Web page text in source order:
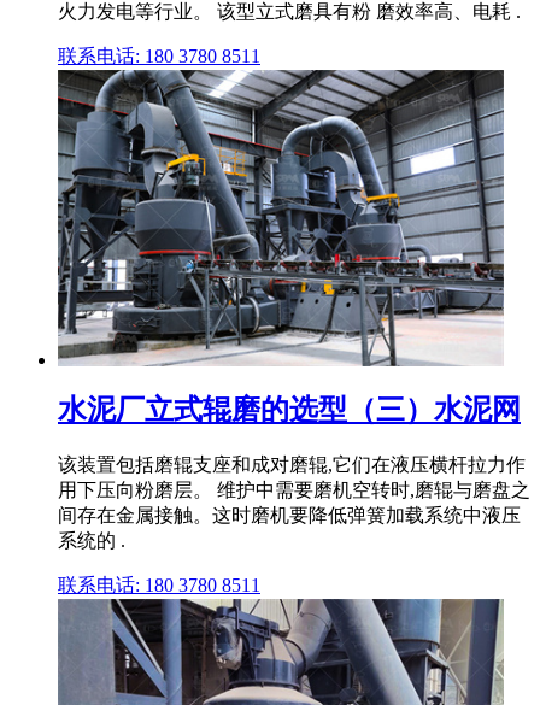
火力发电等行业。 该型立式磨具有粉 磨效率高、电耗 .
联系电话: 180 3780 8511
水泥厂立式辊磨的选型（三）水泥网
该装置包括磨辊支座和成对磨辊,它们在液压横杆拉力作
用下压向粉磨层。 维护中需要磨机空转时,磨辊与磨盘之
间存在金属接触。这时磨机要降低弹簧加载系统中液压
系统的 .
联系电话: 180 3780 8511